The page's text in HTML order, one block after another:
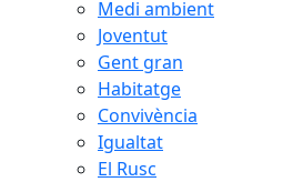
Medi ambient
Joventut
Gent gran
Habitatge
Convivència
Igualtat
El Rusc